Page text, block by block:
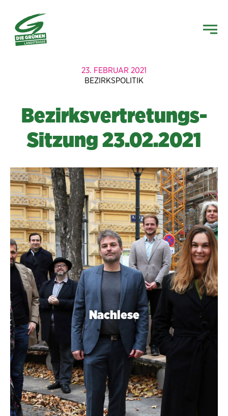
23. FEBRUAR 2021
BEZIRKSPOLITIK
Bezirksvertretungs-
Sitzung 23.02.2021
Nachlese